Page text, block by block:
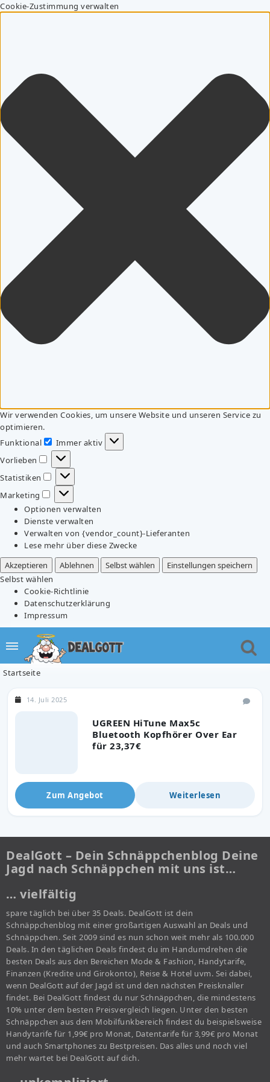
Cookie-Zustimmung verwalten
Wir verwenden Cookies, um unsere Website und unseren Service zu
optimieren.
Funktional
Funktional
Immer aktiv
Vorlieben
Vorlieben
Statistiken
Statistiken
Marketing
Marketing
Optionen verwalten
Dienste verwalten
Verwalten von {vendor_count}-Lieferanten
Lese mehr über diese Zwecke
Akzeptieren
Ablehnen Selbst wählen
Einstellungen speichern
Selbst wählen
Cookie-Richtlinie
Datenschutzerklärung
Impressum
Startseite
UGREEN HiTune Max5c
Bluetooth Kopfhörer Over Ear
für 23,37€
14. Juli 2025
Zum Angebot Weiterlesen
DealGott – Dein Schnäppchenblog Deine
Jagd nach Schnäppchen mit uns ist…
… vielfältig
spare täglich bei über 35 Deals. DealGott ist dein
Schnäppchenblog mit einer großartigen Auswahl an Deals und
Schnäppchen. Seit 2009 sind es nun schon weit mehr als 100.000
Deals. In den täglichen Deals findest du im Handumdrehen die
besten Deals aus den Bereichen Mode & Fashion, Handytarife,
Finanzen (Kredite und Girokonto), Reise & Hotel uvm. Sei dabei,
wenn DealGott auf der Jagd ist und den nächsten Preisknaller
findet. Bei DealGott findest du nur Schnäppchen, die mindestens
10% unter dem besten Preisvergleich liegen. Unter den besten
Schnäppchen aus dem Mobilfunkbereich findest du beispielsweise
Handytarife für 1,99€ pro Monat, Datentarife für 3,99€ pro Monat
und auch Smartphones zu Bestpreisen. Das alles und noch viel
mehr wartet bei DealGott auf dich.